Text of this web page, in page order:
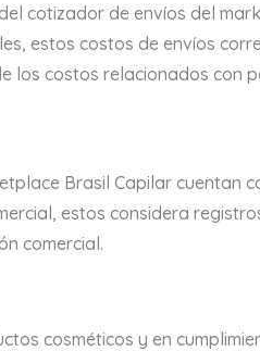
cotizador de envíos del
estos costos de envíos
los costos relacionados con
Brasil Capilar cuentan
estos considera
comercial.
cosméticos y en